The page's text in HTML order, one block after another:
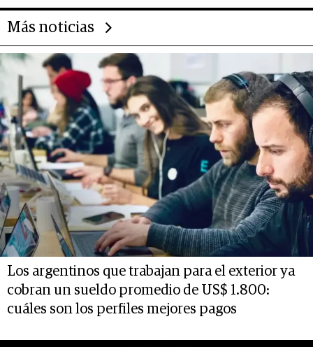
Más noticias
Los argentinos que trabajan para el exterior ya
cobran un sueldo promedio de US$ 1.800:
cuáles son los perfiles mejores pagos